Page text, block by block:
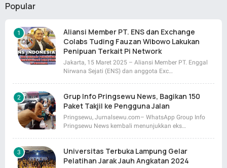
Popular
Aliansi Member PT. ENS dan Exchange
Colabs Tuding Fauzan Wibowo Lakukan
Penipuan Terkait Pi Network
Jakarta, 15 Maret 2025 – Aliansi Member PT. Enggal
Nirwana Sejati (ENS) dan anggota Exc…
Grup Info Pringsewu News, Bagikan 150
Paket Takjil ke Pengguna Jalan
Pringsewu, Jurnalsewu.com– WhatsApp Group Info
Pringsewu News kembali menunjukkan eks…
Universitas Terbuka Lampung Gelar
Pelatihan Jarak Jauh Angkatan 2024